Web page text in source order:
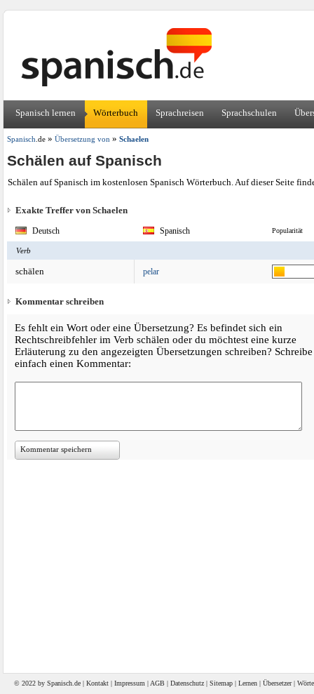
Spanisch lernen Wörterbuch Sprachreisen Sprachschulen
Spanisch .de» Übersetzung von» Schaelen
Schälen auf Spanisch
Schälen auf Spanisch im kostenlosen Spanisch Wörterbuch. Auf dieser Seite
Exakte Treffer von Schaelen
Deutsch Spanisch Popularität
Verb
schälen pelar
Kommentar schreiben
Es fehlt ein Wort oder eine Übersetzung? Es befindet sich ein
Rechtschreibfehler im Verb schälen oder du möchtest eine kurze
Erläuterung zu den angezeigten Übersetzungen schreiben? Schreibe
einfach einen Kommentar:
Kommentar speichern
© 2022 by Spanisch .de | Kontakt | Impressum | AGB | Datenschutz | Sitemap | Lernen | Übersetzer|